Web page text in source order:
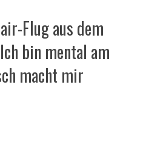
Flug aus dem
bin mental am
macht mir